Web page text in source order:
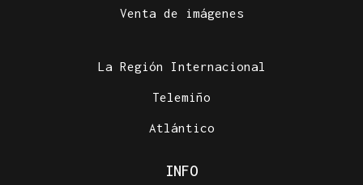
Venta de imágenes
La Región Internacional
Telemiño
Atlántico
INFO